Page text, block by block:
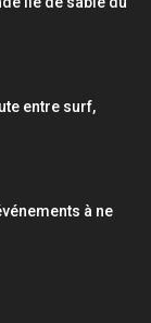
entre surf,
à ne